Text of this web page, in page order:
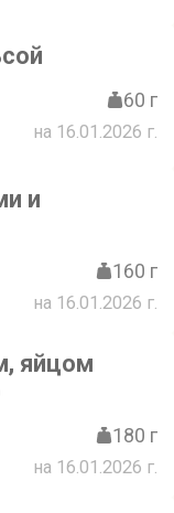
60 г
на 16.01.2026 г.
и
160 г
на 16.01.2026 г.
яйцом
180 г
на 16.01.2026 г.